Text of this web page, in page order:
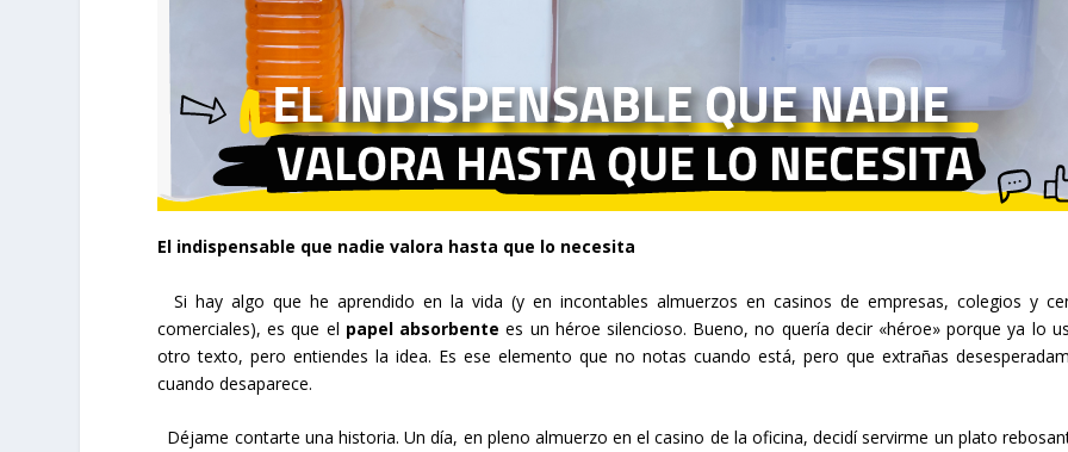
El indispensable que nadie valora hasta que lo necesita
Si hay algo que he aprendido en la vida (y en incontables almuerzos en casinos de empresas, colegios y
comerciales), es que el papel absorbente es un héroe silencioso. Bueno, no quería decir «héroe» porque ya lo
otro texto, pero entiendes la idea. Es ese elemento que no notas cuando está, pero que extrañas
cuando desaparece.
Déjame contarte una historia. Un día, en pleno almuerzo en el casino de la oficina, decidí servirme un plato